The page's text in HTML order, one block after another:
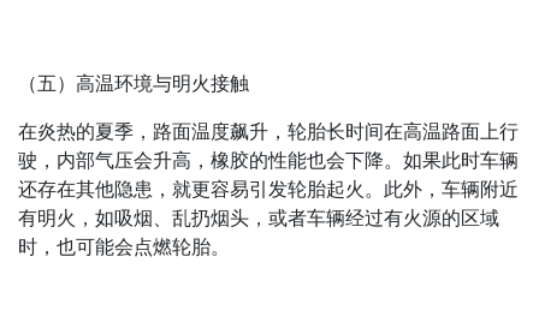
（五）高温环境与明火接触
在炎热的夏季，路面温度飙升，轮胎长时间在高温路面上行
驶，内部气压会升高，橡胶的性能也会下降。如果此时车辆
还存在其他隐患，就更容易引发轮胎起火。此外，车辆附近
有明火，如吸烟、乱扔烟头，或者车辆经过有火源的区域
时，也可能会点燃轮胎。